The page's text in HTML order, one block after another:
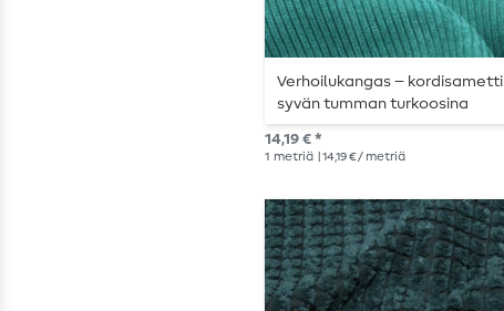
Verhoilukangas – kordisametti
syvän tumman turkoosina
14,19 € *
1 metriä | 14,19 € / metriä